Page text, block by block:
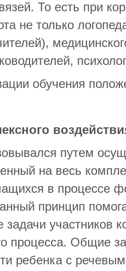
То есть при
не только
обучения
путем
на весь
в процессе
принцип
участников
процесса. Общие
ребенка с